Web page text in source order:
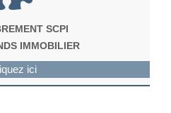
SCPI
IMMOBILIER
ici